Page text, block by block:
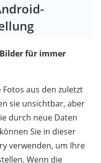
für immer
aus den zuletzt
sie unsichtbar, aber
durch neue Daten
Sie in dieser
verwenden, um Ihre
Wenn die